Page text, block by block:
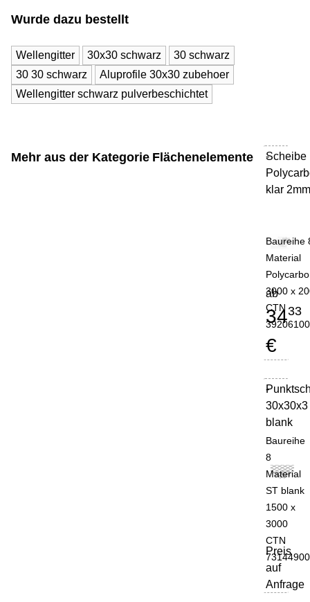
Wurde dazu bestellt
Wellengitter 30x30 schwarz
30 schwarz
30 30 schwarz
Aluprofile 30x30 zubehoer
Wellengitter schwarz pulverbeschichtet
Mehr aus der Kategorie Flächenelemente
Scheibe
klar
-
Baureihe
Material
3000 x
CTN
39206100
ab
3433
€
blank
-
Baureihe
8
Material
ST blank
1500 x
3000
CTN
73144900
Preis
auf
Anfrage